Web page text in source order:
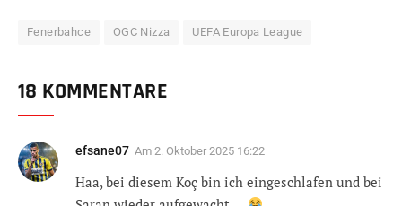
Fenerbahce OGC Nizza UEFA Europa League
18 KOMMENTARE
efsane07 Am 2. Oktober 2025 16:22
Haa, bei diesem Koç bin ich eingeschlafen und bei